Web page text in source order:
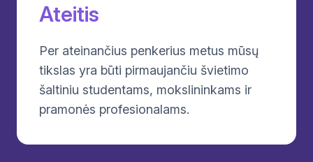
Ateitis
Per ateinančius penkerius metus mūsų
tikslas yra būti pirmaujančiu švietimo
šaltiniu studentams, mokslininkams ir
pramonės profesionalams.